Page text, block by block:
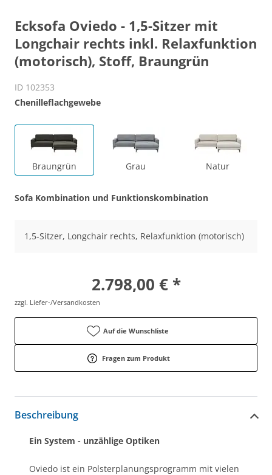
Ecksofa Oviedo - 1,5-Sitzer mit
Longchair rechts inkl. Relaxfunktion
(motorisch), Stoff, Braungrün
ID 102353
Chenilleflachgewebe
Braungrün Grau Natur
Sofa Kombination und Funktionskombination
1,5-Sitzer, Longchair rechts, Relaxfunktion (motorisch)
2.798,00 € *
zzgl. Liefer-/Versandkosten
Auf die Wunschliste
Fragen zum Produkt
Beschreibung
Ein System - unzählige Optiken
Oviedo ist ein Polsterplanungsprogramm mit vielen